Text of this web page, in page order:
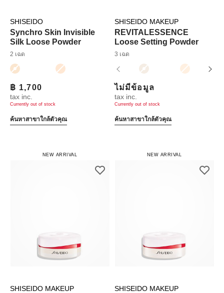
SHISEIDO
Synchro Skin Invisible
Silk Loose Powder
2 เฉด
฿ 1,700
tax inc.
Currently out of stock
ค้นหาสาขาใกล้ตัวคุณ
SHISEIDO MAKEUP
REVITALESSENCE
Loose Setting Powder
3 เฉด
ไม่มีข้อมูล
tax inc.
Currently out of stock
ค้นหาสาขาใกล้ตัวคุณ
NEW ARRIVAL
SHISEIDO MAKEUP
NEW ARRIVAL
SHISEIDO MAKEUP